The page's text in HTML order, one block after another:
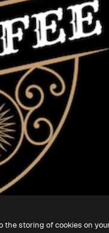
the storing of cookies on